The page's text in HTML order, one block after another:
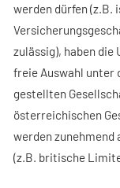
werden dürfen (z.B.
zulässig), haben
freie Auswahl unter
gestellten
österreichischen
werden zunehmend
(z.B. britische